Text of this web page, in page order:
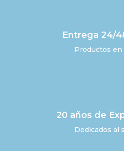
Entrega 24/
Productos
20 años de
Dedicados al